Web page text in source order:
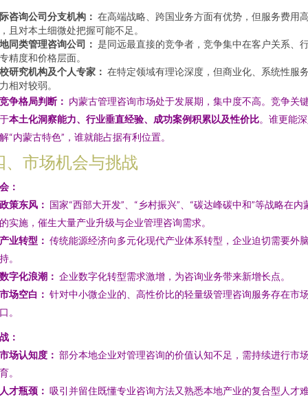
咨询公司分支机构： 在高端战略、跨国业务方面有优势，但服务费用
且对本土细微处把握可能不足。
同类管理咨询公司： 是同远最直接的竞争者，竞争集中在客户关系、
精度和价格层面。
研究机构及个人专家： 在特定领域有理论深度，但商业化、系统性服
相对较弱。
争格局判断： 内蒙古管理咨询市场处于发展期，集中度不高。竞争关
本土化洞察能力、行业垂直经验、成功案例积累以及性价比。谁更能
“内蒙古特色”，谁就能占据有利位置。
、市场机会与挑战
：
政策东风： 国家“西部大开发”、“乡村振兴”、“碳达峰碳中和”等战略在内
实施，催生大量产业升级与企业管理咨询需求。
产业转型： 传统能源经济向多元化现代产业体系转型，企业迫切需要外
。
数字化浪潮： 企业数字化转型需求激增，为咨询业务带来新增长点。
市场空白： 针对中小微企业的、高性价比的轻量级管理咨询服务存在市
。
：
市场认知度： 部分本地企业对管理咨询的价值认知不足，需持续进行市
。
人才瓶颈： 吸引并留住既懂专业咨询方法又熟悉本地产业的复合型人才